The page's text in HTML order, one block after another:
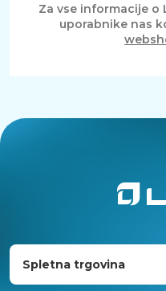
Za vse informacije o
uporabnike nas
Spletna trgovina